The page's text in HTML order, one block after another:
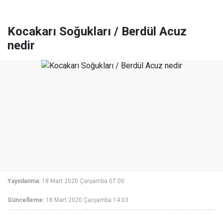
Kocakarı Soğukları / Berdül Acuz
nedir
Yayınlanma: 18 Mart 2020 Çarşamba 07:00
Güncelleme: 18 Mart 2020 Çarşamba 14:03